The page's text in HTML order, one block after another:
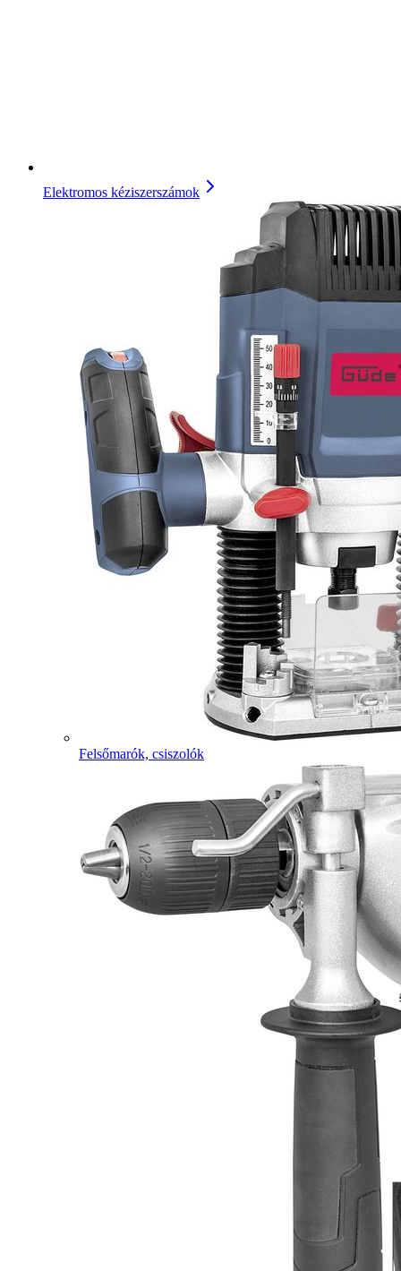
Elektromos kéziszerszámok
Felsőmarók, csiszolók